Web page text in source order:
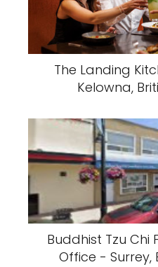
The Landing
Kelowna,
Buddhist Tzu Chi
Office - Surrey,